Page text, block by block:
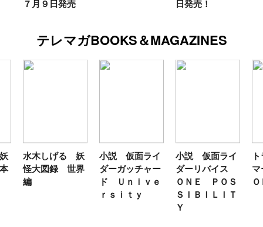
７月９日発売
日発売！
テレマガBOOKS＆MAGAZINES
水木しげる 妖
怪大図録 世界
編
小説 仮面ライ
ダーガッチャー
ド Ｕｎｉｖｅ
ｒｓｉｔｙ
小説 仮面ライ
ダーリバイス
ＯＮＥ ＰＯＳ
ＳＩＢＩＬＩＴ
Ｙ